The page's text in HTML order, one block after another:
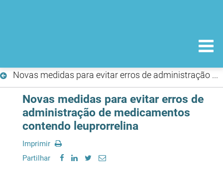
Novas medidas para evitar erros de administração de medicamentos contendo leuprorrelina
Novas medidas para evitar erros de
administração de medicamentos
contendo leuprorrelina
Imprimir
Partilhar